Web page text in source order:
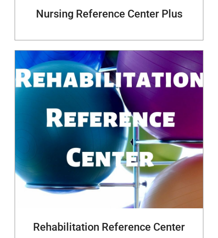
Nursing Reference Center Plus
Rehabilitation Reference Center